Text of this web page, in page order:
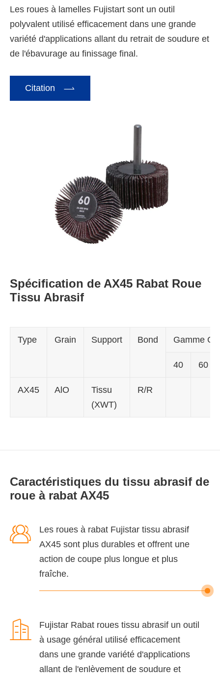
Les roues à lamelles Fujistart sont un outil
polyvalent utilisé efficacement dans une grande
variété d'applications allant du retrait de soudure et
de l'ébavurage au finissage final.
Citation 
Spécification de AX45 Rabat Roue
Tissu Abrasif
Type Grain Support Bond Gamme
40 60
AX45 AlO
Tissu
(XWT)
R/R
Caractéristiques du tissu abrasif de
roue à rabat AX45

Les roues à rabat Fujistar tissu abrasif
AX45 sont plus durables et offrent une
action de coupe plus longue et plus
fraîche.

Fujistar Rabat roues tissu abrasif un outil
à usage général utilisé efficacement
dans une grande variété d'applications
allant de l'enlèvement de soudure et